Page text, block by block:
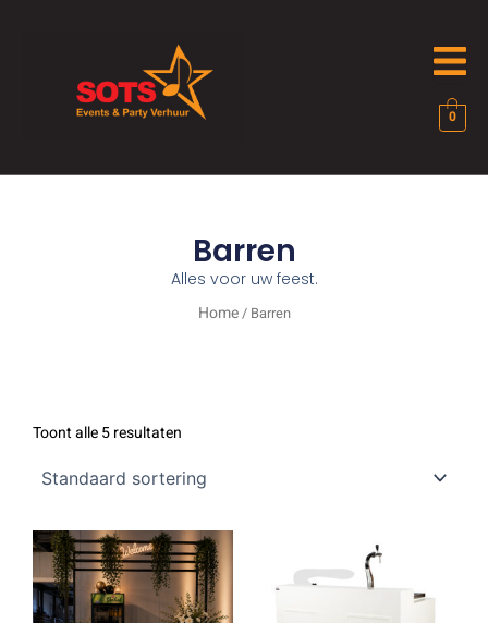
0
Barren
Alles voor uw feest.
Home/ Barren
Toont alle 5 resultaten